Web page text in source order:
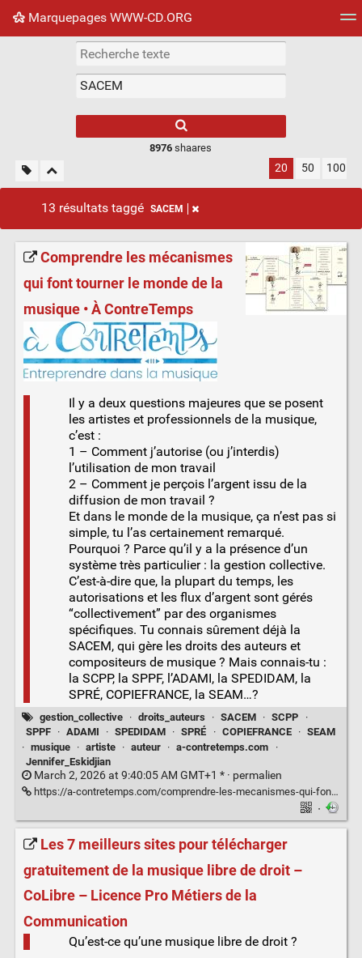
Marquepages WWW-CD.ORG
Nuage de tags Mur d'images
8976 shaares
20 50 100
13 résultats taggé SACEM
Comprendre les mécanismes
qui font tourner le monde de la
musique • À ContreTemps
Il y a deux questions majeures que se posent
les artistes et professionnels de la musique,
c’est :
1 – Comment j’autorise (ou j’interdis)
l’utilisation de mon travail
2 – Comment je perçois l’argent issu de la
diffusion de mon travail ?
Et dans le monde de la musique, ça n’est pas si
simple, tu l’as certainement remarqué.
Pourquoi ? Parce qu’il y a la présence d’un
système très particulier : la gestion collective.
C’est-à-dire que, la plupart du temps, les
autorisations et les flux d’argent sont gérés
“collectivement” par des organismes
spécifiques. Tu connais sûrement déjà la
SACEM, qui gère les droits des auteurs et
compositeurs de musique ? Mais connais-tu :
la SCPP, la SPPF, l’ADAMI, la SPEDIDAM, la
SPRÉ, COPIEFRANCE, la SEAM…?
gestion_collective · droits_auteurs · SACEM · SCPP
·
SPPF
· ADAMI · SPEDIDAM · SPRÉ · COPIEFRANCE · SEAM
· musique · artiste · auteur · a-contretemps.com
·
Jennifer_Eskidjian
March 2, 2026 at 9:40:05 AM GMT+1 * · permalien
https://a-contretemps.com/comprendre-les-mecanismes-qui-font-tourner-le-monde-de-la-musique/
·
Les 7 meilleurs sites pour télécharger
gratuitement de la musique libre de droit –
CoLibre – Licence Pro Métiers de la
Communication
Qu’est-ce qu’une musique libre de droit ?